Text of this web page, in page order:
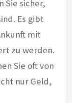
Sie sicher,
Es gibt
mit
zu werden.
Sie oft von
nur Geld,